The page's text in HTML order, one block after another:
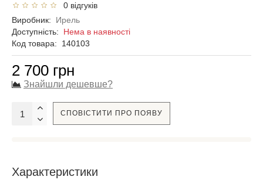
0 відгуків
Виробник:
Ирель
Доступність: Нема в наявності
Код товара:
140103
2 700 грн
Знайшли дешевше?
СПОВІСТИТИ ПРО ПОЯВУ
Характеристики